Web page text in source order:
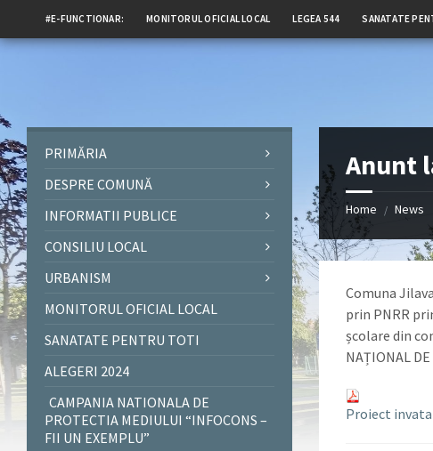
#E-FUNCTIONAR: MONITORUL OFICIAL LOCAL LEGEA 544 SANATATE
Anunt
Home / News
Comuna
prin PNRR
școlare din
NAȚIONAL
Proiect
PRIMĂRIA
DESPRE COMUNĂ
INFORMATII PUBLICE
CONSILIU LOCAL
URBANISM
MONITORUL OFICIAL LOCAL
SANATATE PENTRU TOTI
ALEGERI 2024
CAMPANIA NATIONALA DE
PROTECTIA MEDIULUI “INFOCONS –
FII UN EXEMPLU”